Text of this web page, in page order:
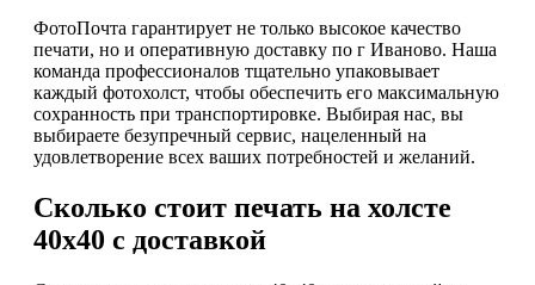
ФотоПочта гарантирует не только высокое качество
печати, но и оперативную доставку по г Иваново. Наша
команда профессионалов тщательно упаковывает
каждый фотохолст, чтобы обеспечить его максимальную
сохранность при транспортировке. Выбирая нас, вы
выбираете безупречный сервис, нацеленный на
удовлетворение всех ваших потребностей и желаний.
Сколько стоит печать на холсте
40х40 с доставкой